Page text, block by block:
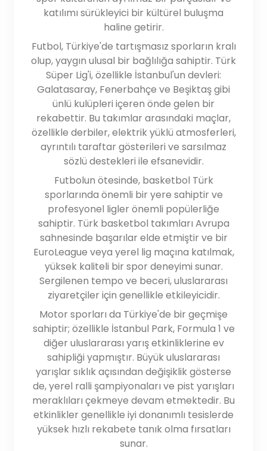
katılımı sürükleyici bir kültürel buluşma
haline getirir.
Futbol, Türkiye'de tartışmasız sporların kralı
olup, yaygın ulusal bir bağlılığa sahiptir. Türk
Süper Lig'i, özellikle İstanbul'un devleri:
Galatasaray, Fenerbahçe ve Beşiktaş gibi
ünlü kulüpleri içeren önde gelen bir
rekabettir. Bu takımlar arasındaki maçlar,
özellikle derbiler, elektrik yüklü atmosferleri,
ayrıntılı taraftar gösterileri ve sarsılmaz
sözlü destekleri ile efsanevidir.
Futbolun ötesinde, basketbol Türk
sporlarında önemli bir yere sahiptir ve
profesyonel ligler önemli popülerliğe
sahiptir. Türk basketbol takımları Avrupa
sahnesinde başarılar elde etmiştir ve bir
EuroLeague veya yerel lig maçına katılmak,
yüksek kaliteli bir spor deneyimi sunar.
Sergilenen tempo ve beceri, uluslararası
ziyaretçiler için genellikle etkileyicidir.
Motor sporları da Türkiye'de bir geçmişe
sahiptir; özellikle İstanbul Park, Formula 1 ve
diğer uluslararası yarış etkinliklerine ev
sahipliği yapmıştır. Büyük uluslararası
yarışlar sıklık açısından değişiklik gösterse
de, yerel ralli şampiyonaları ve pist yarışları
meraklıları çekmeye devam etmektedir. Bu
etkinlikler genellikle iyi donanımlı tesislerde
yüksek hızlı rekabete tanık olma fırsatları
sunar.